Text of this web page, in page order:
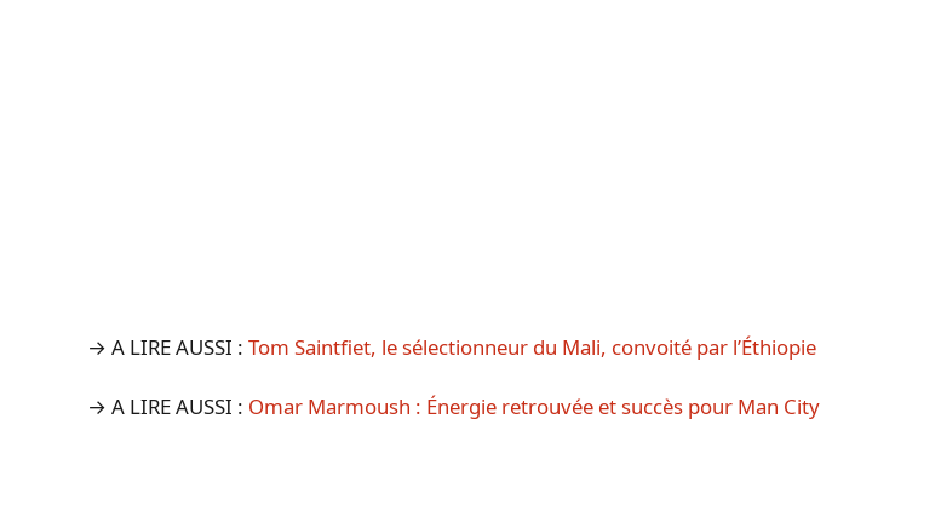
→ A LIRE AUSSI : Tom Saintfiet, le sélectionneur du Mali, convoité par l’Éthiopie
→ A LIRE AUSSI : Omar Marmoush : Énergie retrouvée et succès pour Man City